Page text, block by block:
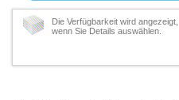
Die Verfügbarkeit wird angezeigt,
wenn Sie Details auswählen.